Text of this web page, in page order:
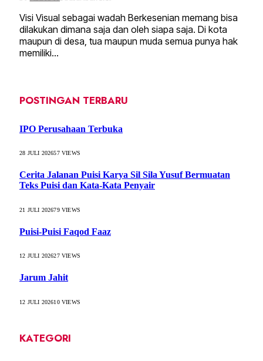
Visi Visual sebagai wadah Berkesenian memang bisa
dilakukan dimana saja dan oleh siapa saja. Di kota
maupun di desa, tua maupun muda semua punya hak
memiliki…
POSTINGAN TERBARU
IPO Perusahaan Terbuka
28 JULI 202657VIEWS
Cerita Jalanan Puisi Karya Sil Sila Yusuf Bermuatan
Teks Puisi dan Kata-Kata Penyair
21 JULI 202679VIEWS
Puisi-Puisi Faqod Faaz
12 JULI 202627VIEWS
Jarum Jahit
12 JULI 202610VIEWS
KATEGORI